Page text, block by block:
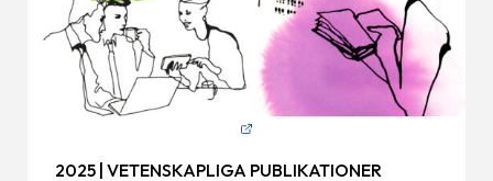
2025 | VETENSKAPLIGA PUBLIKATIONER